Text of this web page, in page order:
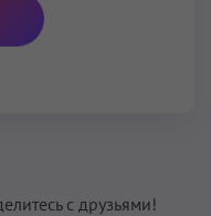
с друзьями!